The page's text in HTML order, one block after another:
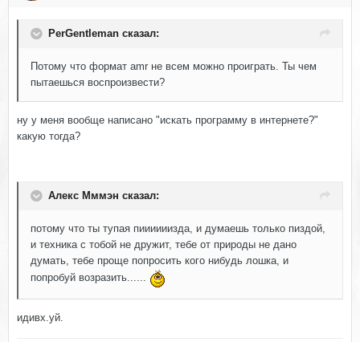
PerGentleman сказал:
Потому что формат amr не всем можно проиграть. Ты чем
пытаешься воспроизвести?
ну у меня вообще написано "искать программу в интернете?"
какую тогда?
Алекс Мммэн сказал:
потому что ты тупая пиииииизда, и думаешь только пиздой,
и техника с тобой не дружит, тебе от природы не дано
думать, тебе проще попросить кого нибудь лошка, и
попробуй возразить......
идивх.уй.